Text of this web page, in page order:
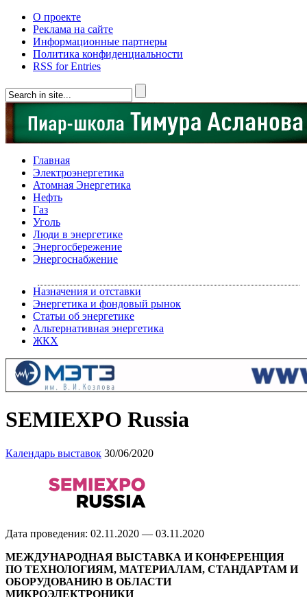
О проекте
Реклама на сайте
Информационные партнеры
Политика конфиденциальности
RSS for Entries
Главная
Электроэнергетика
Атомная Энергетика
Нефть
Газ
Уголь
Люди в энергетике
Энергосбережение
Энергоснабжение
Назначения и отставки
Энергетика и фондовый рынок
Статьи об энергетике
Альтернативная энергетика
ЖКХ
SEMIEXPO Russia
Календарь выставок 30/06/2020
Дата проведения: 02.11.2020 — 03.11.2020
МЕЖДУНАРОДНАЯ ВЫСТАВКА И КОНФЕРЕНЦИЯ
ПО ТЕХНОЛОГИЯМ, МАТЕРИАЛАМ, СТАНДАРТАМ И
ОБОРУДОВАНИЮ В ОБЛАСТИ
МИКРОЭЛЕКТРОНИКИ